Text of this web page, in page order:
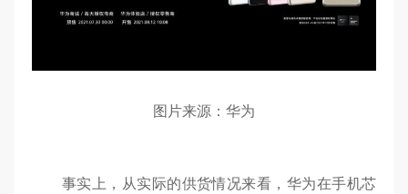
图片来源：华为
事实上，从实际的供货情况来看，华为在手机芯